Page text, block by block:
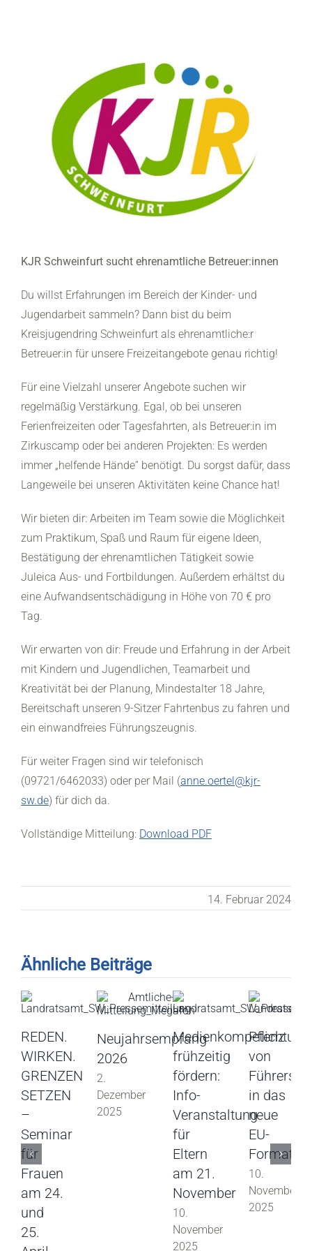
KJR Schweinfurt sucht ehrenamtliche Betreuer:innen
Du willst Erfahrungen im Bereich der Kinder- und
Jugendarbeit sammeln? Dann bist du beim
Kreisjugendring Schweinfurt als ehrenamtliche:r
Betreuer:in für unsere Freizeitangebote genau richtig!
Für eine Vielzahl unserer Angebote suchen wir
regelmäßig Verstärkung. Egal, ob bei unseren
Ferienfreizeiten oder Tagesfahrten, als Betreuer:in im
Zirkuscamp oder bei anderen Projekten: Es werden
immer „helfende Hände“ benötigt. Du sorgst dafür, dass
Langeweile bei unseren Aktivitäten keine Chance hat!
Wir bieten dir: Arbeiten im Team sowie die Möglichkeit
zum Praktikum, Spaß und Raum für eigene Ideen,
Bestätigung der ehrenamtlichen Tätigkeit sowie
Juleica Aus- und Fortbildungen. Außerdem erhältst du
eine Aufwandsentschädigung in Höhe von 70 € pro
Tag.
Wir erwarten von dir: Freude und Erfahrung in der Arbeit
mit Kindern und Jugendlichen, Teamarbeit und
Kreativität bei der Planung, Mindestalter 18 Jahre,
Bereitschaft unseren 9-Sitzer Fahrtenbus zu fahren und
ein einwandfreies Führungszeugnis.
Für weiter Fragen sind wir telefonisch
(09721/6462033) oder per Mail (anne.oertel@kjr-
sw.de) für dich da.
Vollständige Mitteilung: Download PDF
14. Februar 2024
Ähnliche Beiträge
REDEN.
WIRKEN.
GRENZEN
SETZEN
–
Seminar
für
Frauen
am 24.
und
25.
Neujahrsempfang
2026
2.
Dezember
2025
Medienkompetenz
frühzeitig
fördern:
Info-
Veranstaltung
für
Eltern
am 21.
November
10.
November
2025
von
in das
neue
EU-
Format
10.
November
2025